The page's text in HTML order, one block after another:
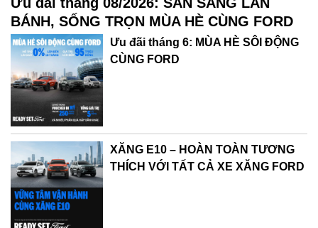
BÁNH, SỐNG TRỌN MÙA HÈ CÙNG FORD
Ưu đãi tháng 6: MÙA HÈ SÔI ĐỘNG
CÙNG FORD
XĂNG E10 – HOÀN TOÀN TƯƠNG
THÍCH VỚI TẤT CẢ XE XĂNG FORD